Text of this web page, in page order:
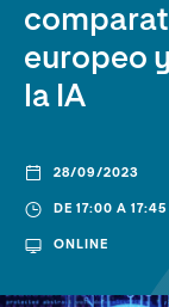
europeo
la IA
28/09/2023
DE 17:00 A 17:45
ONLINE